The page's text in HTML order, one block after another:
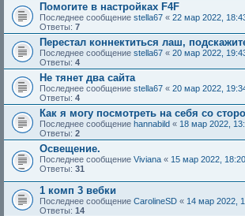
Помогите в настройках F4F
Последнее сообщение stella67 « 22 мар 2022,
Ответы: 7
Перестал коннектиться лаш,
Последнее сообщение stella67 « 20 мар 2022,
Ответы: 4
Не тянет два сайта
Последнее сообщение stella67 « 20 мар 2022,
Ответы: 4
Как я могу посмотреть на себя со
Последнее сообщение hannabild « 18 мар 2022,
Ответы: 2
Освещение.
Последнее сообщение Viviana « 15 мар 2022, 18:20
Ответы: 31
1 комп 3 вебки
Последнее сообщение CarolineSD « 14 мар 2022,
Ответы: 14